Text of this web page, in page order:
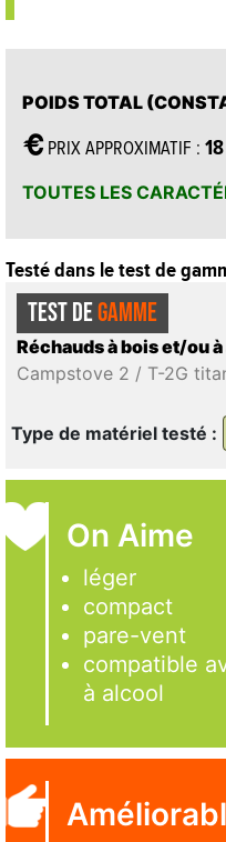
POIDS TOTAL
PRIX APPROXIMATIF :
TOUTES LES
Testé dans le test de
TEST DEGAMME
Réchauds à bois et/ou
Type de matériel testé :
On Aime
léger
compact
pare-vent
compatible
à alcool